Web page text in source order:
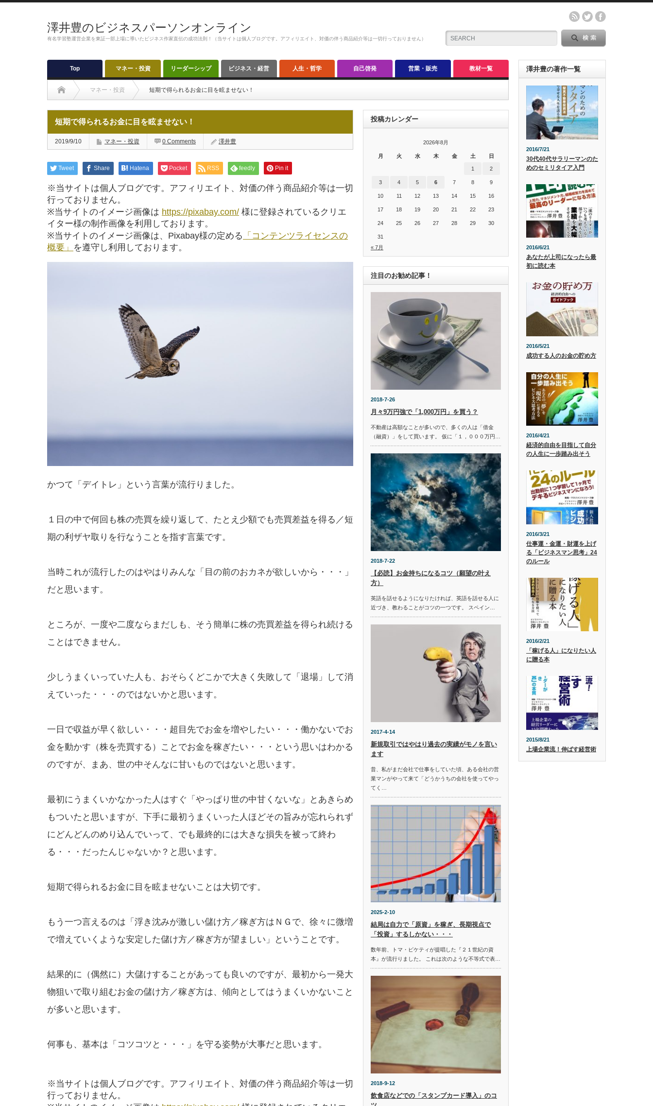
澤井豊のビジネスパーソンオンライン
有名学習塾運営企業を東証一部上場に導いたビジネス作家直伝の成功法則！（当サイトは個人ブログです。アフィリエイト、対価の伴う商品紹介等は一切行っておりません）
Top マネー・投資 リーダーシップ ビジネス・経営 人生・哲学 自己啓発 営業・販売 教材一覧
マネー・投資 短期で得られるお金に目を眩ませない！
短期で得られるお金に目を眩ませない！
2019/9/10 マネー・投資 0 Comments 澤井豊
Tweet Share Hatena Pocket RSS feedly Pin it
※当サイトは個人ブログです。アフィリエイト、対価の伴う商品紹介等は一切
行っておりません。
※当サイトのイメージ画像は https://pixabay.com/ 様に登録されているクリエ
イター様の制作画像を利用しております。
※当サイトのイメージ画像は、Pixabay様の定める 「コンテンツライセンスの
概要」 を遵守し利用しております。
かつて「デイトレ」という言葉が流行りました。
１日の中で何回も株の売買を繰り返して、たとえ少額でも売買差益を得る／短
期の利ザヤ取りを行なうことを指す言葉です。
当時これが流行したのはやはりみんな「目の前のおカネが欲しいから・・・」
だと思います。
ところが、一度や二度ならまだしも、そう簡単に株の売買差益を得られ続ける
ことはできません。
少しうまくいっていた人も、おそらくどこかで大きく失敗して「退場」して消
えていった・・・のではないかと思います。
一日で収益が早く欲しい・・・超目先でお金を増やしたい・・・働かないでお
金を動かす（株を売買する）ことでお金を稼ぎたい・・・という思いはわかる
のですが、まあ、世の中そんなに甘いものではないと思います。
最初にうまくいかなかった人はすぐ「やっぱり世の中甘くないな」とあきらめ
もついたと思いますが、下手に最初うまくいった人ほどその旨みが忘れられず
にどんどんのめり込んでいって、でも最終的には大きな損失を被って終わ
る・・・だったんじゃないか？と思います。
短期で得られるお金に目を眩ませないことは大切です。
もう一つ言えるのは「浮き沈みが激しい儲け方／稼ぎ方はＮＧで、徐々に微増
で増えていくような安定した儲け方／稼ぎ方が望ましい」ということです。
結果的に（偶然に）大儲けすることがあっても良いのですが、最初から一発大
物狙いで取り組むお金の儲け方／稼ぎ方は、傾向としてはうまくいかないこと
が多いと思います。
何事も、基本は「コツコツと・・・」を守る姿勢が大事だと思います。
※当サイトは個人ブログです。アフィリエイト、対価の伴う商品紹介等は一切
行っておりません。
投稿カレンダー
2026年8月
月 火 水 木 金 土 日
1 2
3 4 5 6 7 8 9
10 11 12 13 14 15 16
17 18 19 20 21 22 23
24 25 26 27 28 29 30
31
« 7月
注目のお勧め記事！
2018-7-26
月々9万円強で「1,000万円」を買う？
不動産は高額なことが多いので、多くの人は「借金
（融資）」をして買います。 仮に「１，０００万円…
2018-7-22
【必読】お金持ちになるコツ（願望の叶え
方）
英語を話せるようになりたければ、英語を話せる人に
近づき、教わることがコツの一つです。 スペイン…
2017-4-14
新規取引ではやはり過去の実績がモノを言い
ます
昔、私がまだ会社で仕事をしていた頃、ある会社の営
業マンがやって来て「どうかうちの会社を使ってやっ
てく…
2025-2-10
結局は自力で「原資」を稼ぎ、長期視点で
「投資」するしかない・・・
数年前、トマ・ピケティが提唱した『２１世紀の資
本』が流行りました。 これは次のような不等式で表…
2018-9-12
飲食店などでの「スタンプカード導入」のコ
澤井豊の著作一覧
2016/7/21
30代40代サラリーマンのた
めのセミリタイア入門
2016/6/21
あなたが上司になったら最
初に読む本
2016/5/21
成功する人のお金の貯め方
2016/4/21
経済的自由を目指して自分
の人生に一歩踏み出そう
2016/3/21
仕事運・金運・財運を上げ
る「ビジネスマン思考」24
のルール
2016/2/21
「稼げる人」になりたい人
に贈る本
2015/8/21
上場企業流！伸ばす経営術